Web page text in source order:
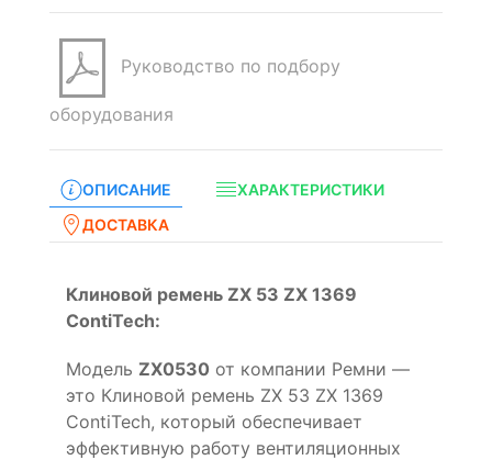
Руководство по подбору
оборудования
ОПИСАНИЕ
ХАРАКТЕРИСТИКИ
ДОСТАВКА
Клиновой ремень ZX 53 ZX 1369
ContiTech:
Модель ZX0530 от компании Ремни —
это Клиновой ремень ZX 53 ZX 1369
ContiTech, который обеспечивает
эффективную работу вентиляционных